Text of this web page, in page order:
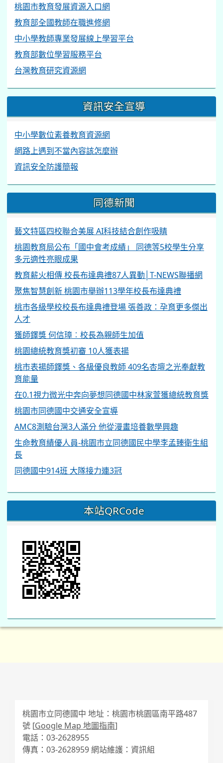
桃園市教育發展資源入口網
教育部全國教師在職進修網
中小學教師專業發展線上學習平台
教育部數位學習服務平台
台灣教育研究資源網
資訊安全宣導
中小學數位素養教育資源網
網路上遇到不當內容該怎麼辦
資訊安全防護簡報
同德新聞
藝文特區四校聯合美展 AI科技結合創作吸睛
桃園教育局公布「國中會考成績」 同德等5校學生分享
多元適性亮眼成果
教育薪火相傳 校長布達典禮87人異動│T-NEWS聯播網
聚焦智慧創新 桃園市舉辦113學年校長布達典禮
桃市各級學校校長布達典禮登場 張善政：孕育更多傑出
人才
獲師鐸獎 何信璋︰校長為親師生加值
桃園總統教育獎初審 10人獲表揚
桃市表揚師鐸獎、各級優良教師 409名杏壇之光奉獻教
育能量
在0.1視力微光中奔向夢想同德國中林家萱獲總統教育獎
桃園市同德國中交通安全宣導
AMC8測驗台灣3人滿分 他從漫畫培養數學興趣
生命教育績優人員-桃園市立同德國民中學李孟臻衛生組
長
同德國中914班 大隊接力連3冠
本站QRCode
桃園市立同德國中 地址：桃園市桃園區南平路487
號 [Google Map 地圖指南]
電話：03-2628955
傳真：03-2628959 網站維護：資訊組